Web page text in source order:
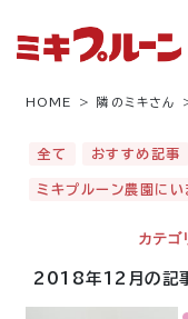
HOME 隣のミキさん
全て おすすめ記事
ミキプルーン農園にい
カテゴ
2018年12月の記